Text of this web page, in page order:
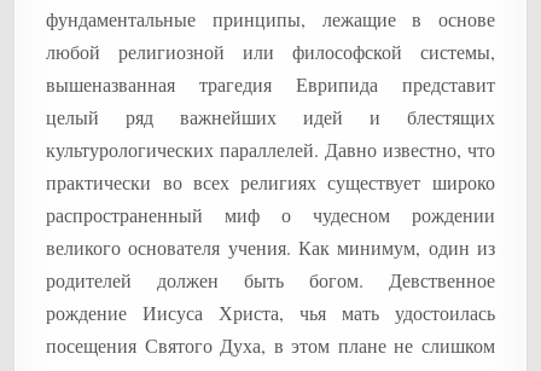
фундаментальные принципы, лежащие в основе
любой религиозной или философской системы,
вышеназванная трагедия Еврипида представит
целый ряд важнейших идей и блестящих
культурологических параллелей. Давно известно, что
практически во всех религиях существует широко
распространенный миф о чудесном рождении
великого основателя учения. Как минимум, один из
родителей должен быть богом. Девственное
рождение Иисуса Христа, чья мать удостоилась
посещения Святого Духа, в этом плане не слишком